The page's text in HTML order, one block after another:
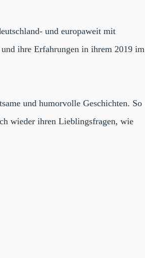
und europaweit mit
ihre Erfahrungen in ihrem 2019 im
und humorvolle Geschichten. So
wieder ihren Lieblingsfragen, wie